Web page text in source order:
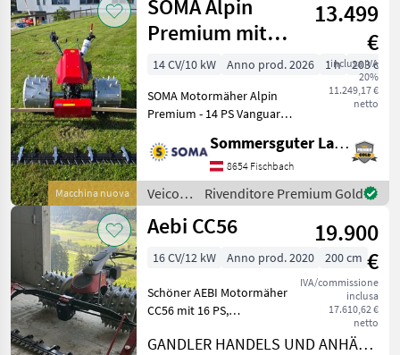
a
motore
/ Köppl
Macchina nuova
SOMA Alpin
Premium mit
Doppelmessermähwerk
13.499
€
inclusa IVA
20%
11.249,17 €
netto
14 CV/10 kW Anno prod. 2026 1 h
203 cm
SOMA Motormäher Alpin
Premium - 14 PS Vanguard
Lenkbremse -
Doppelmesserbalken 203
cm ESM - Stabiler Lenkholm
- Feststellbremse - Schne
Sommersguter Landmaschinen GmbH
8654 Fischbach
Veicoli
agricoli
a
/ SOMA
Rivenditore Premium Gold
Aebi CC56
19.900
€
IVA/commissione
inclusa
17.610,62 €
netto
16 CV/12 kW Anno prod. 2020 200 cm
Schöner AEBI Motormäher
CC56 mit 16 PS,
Doppelmessermähwerk
GANDLER HANDELS UND ANHÄNGER GmbH